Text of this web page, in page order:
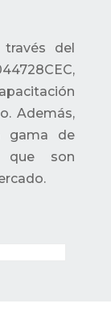
del
Además,
gama de
que son